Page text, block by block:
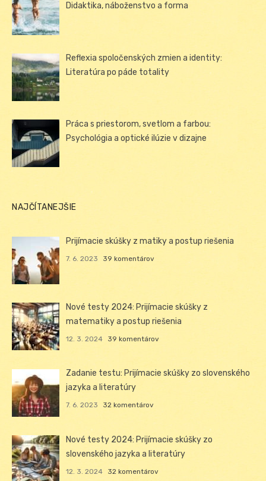
Didaktika, náboženstvo a forma
Reflexia spoločenských zmien a identity:
Literatúra po páde totality
Práca s priestorom, svetlom a farbou:
Psychológia a optické ilúzie v dizajne
NAJČÍTANEJŠIE
Prijímacie skúšky z matiky a postup riešenia
7. 6. 2023 39 komentárov
Nové testy 2024: Prijímacie skúšky z
matematiky a postup riešenia
12. 3. 2024 39 komentárov
Zadanie testu: Prijímacie skúšky zo slovenského
jazyka a literatúry
7. 6. 2023 32 komentárov
Nové testy 2024: Prijímacie skúšky zo
slovenského jazyka a literatúry
12. 3. 2024 32 komentárov